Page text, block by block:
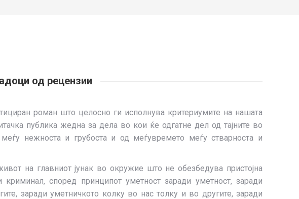
од рецензии
роман што целосно ги исполнува критериумите на нашата
публика жедна за дела во кои ќе одгатне дел од тајните во
нежноста и грубоста и од меѓувремето меѓу стварноста и
на главниот јунак во окружие што не обезбедува пристојна
според принципот уметност заради уметност, заради
заради уметничкото колку во нас толку и во другите, заради